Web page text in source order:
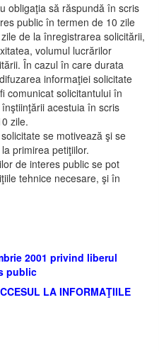
obligaţia să răspundă în scris
public în termen de 10 zile
de la înregistrarea solicitării,
volumul lucrărilor
În cazul în care durata
informaţiei solicitate
comunicat solicitantului în
acestuia în scris
zile.
se motivează şi se
primirea petiţiilor.
de interes public se pot
tehnice necesare, şi în
2001 privind liberul
public
LA INFORMAŢIILE